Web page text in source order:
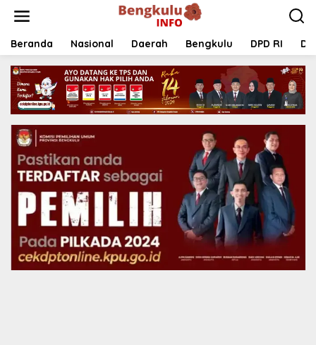
Beranda Nasional Daerah Bengkulu DPD RI